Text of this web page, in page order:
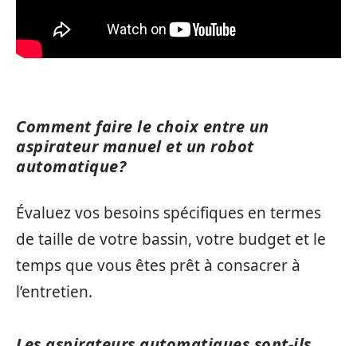
Comment faire le choix entre un
aspirateur manuel et un robot
automatique?
Évaluez vos besoins spécifiques en termes
de taille de votre bassin, votre budget et le
temps que vous êtes prêt à consacrer à
l’entretien.